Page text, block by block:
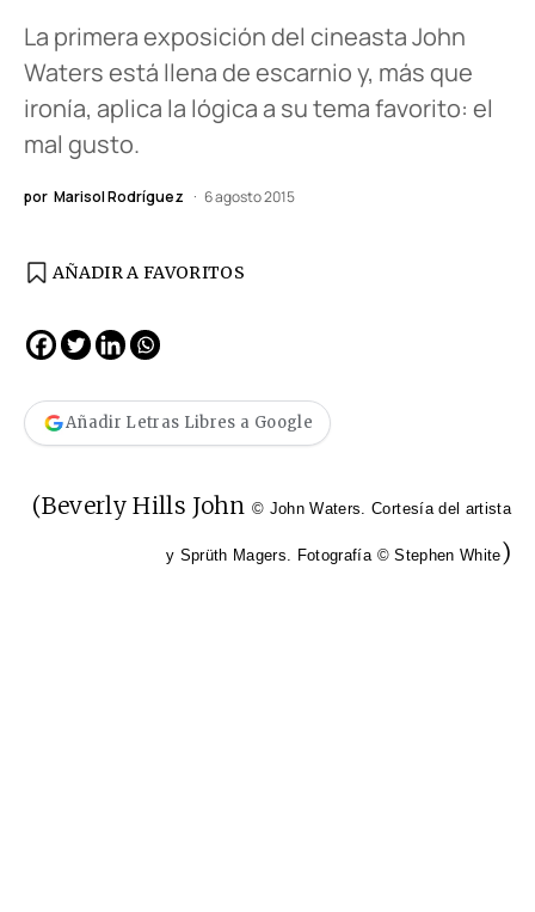
La primera exposición del cineasta John
Waters está llena de escarnio y, más que
ironía, aplica la lógica a su tema favorito: el
mal gusto.
por Marisol Rodríguez 6 agosto 2015
AÑADIR A FAVORITOS
Añadir Letras Libres a Google
(Beverly Hills John© John Waters. Cortesía del artista
y Sprüth Magers. Fotografía © Stephen White)